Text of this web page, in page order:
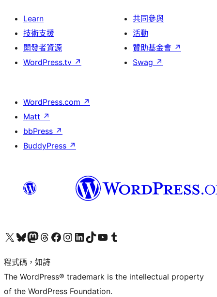
Learn
技術支援
開發者資源
WordPress.tv ↗
共同參與
活動
贊助基金會 ↗
Swag ↗
WordPress.com ↗
Matt ↗
bbPress ↗
BuddyPress ↗
查看我們的 X (之前的 Twitter) 帳號造訪我們的 Bluesky 帳號造訪我們的 Mastodon 帳號造訪我們的 Threads 帳號 造訪我們的 Facebook 粉絲專頁Visit our Instagram account
Visit our LinkedIn account
造訪我們的 TikTok 帳號Visit our YouTube channel
造訪我們的 Tumblr 帳號
程式碼，如詩
The WordPress® trademark is the intellectual property
of the WordPress Foundation.